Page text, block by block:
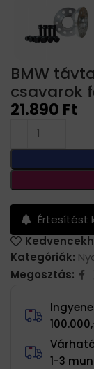
BMW
csavarok
21.890 Ft
Értesítést
Kategóriák:
Megosztás:
1-3